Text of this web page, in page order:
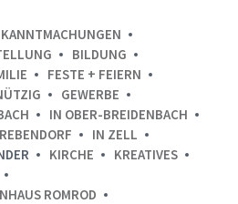
BILDUNG
FESTE + FEIERN
GEWERBE
IN OBER-BREIDENBACH
IN ZELL
KIRCHE
KREATIVES
ROMROD